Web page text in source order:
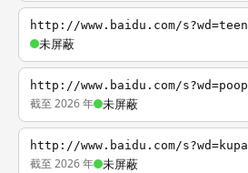
http://www.baidu.com/s?wd=teen
未屏蔽
http://www.baidu.com/s?wd=poop
截至 2026 年 未屏蔽
http://www.baidu.com/s?wd=kupa
截至 2026 年 未屏蔽